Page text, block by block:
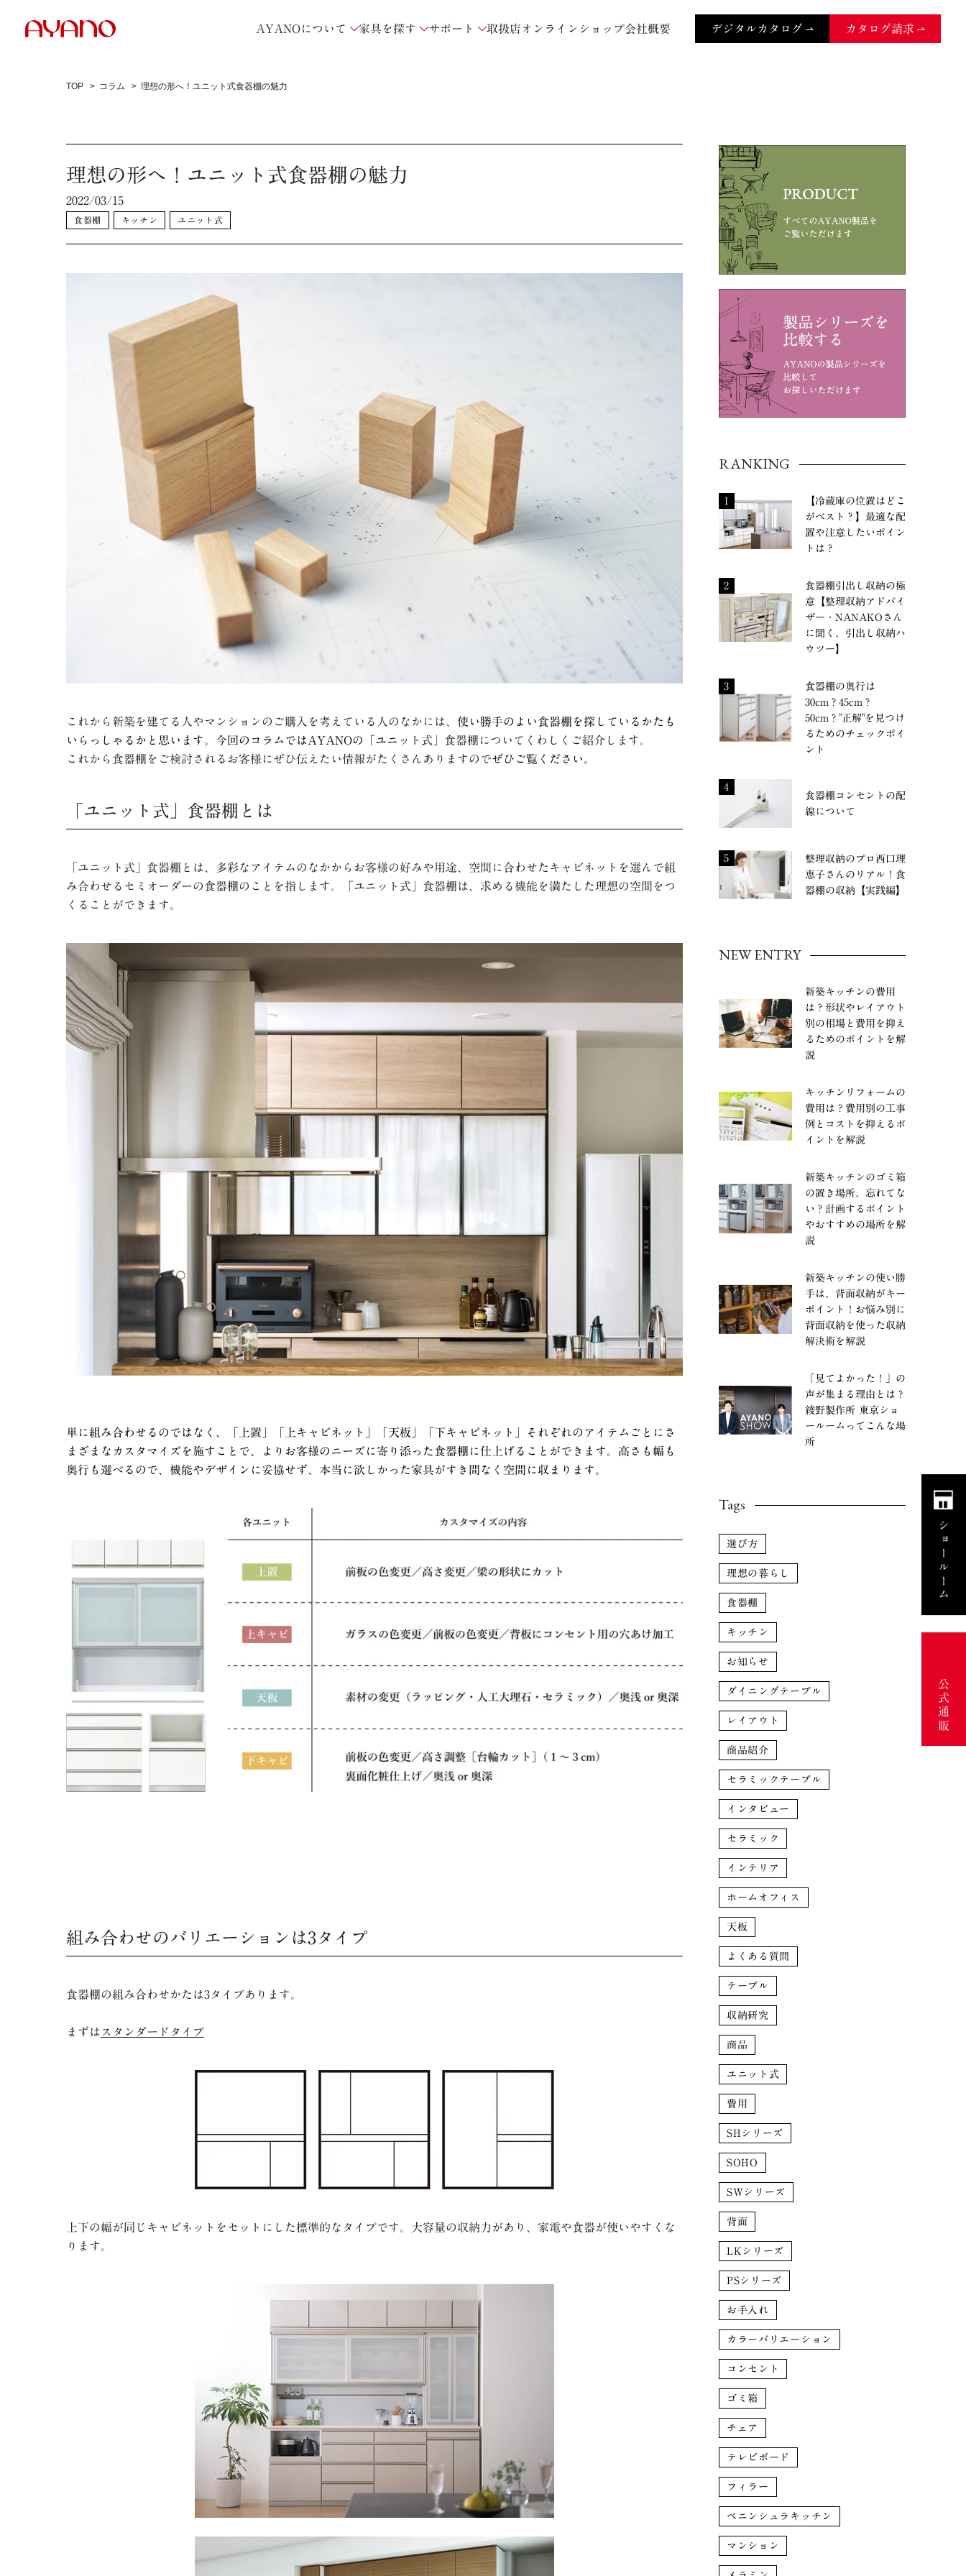
AYANOについて 家具を探す サポート 取扱店 オンラインショップ会社概要 デジタルカタログ カタログ請求
TOP コラム 理想の形へ！ユニット式食器棚の魅力
理想の形へ！ユニット式食器棚の魅力
2022/03/15
食器棚 キッチン ユニット式
これから新築を建てる人やマンションのご購入を考えている人のなかには、 使い勝手のよい食器棚を探しているかたも
いらっしゃるかと思います。今回のコラムでは AYANOの「ユニ ット式」食器棚についてくわしくご紹介します。
これから食器棚をご検討されるお客様にぜひ伝えたい情報がたくさんありますのでぜひご覧ください。
「ユニット式」食器棚とは
「ユニット式」食器棚とは、多彩なアイテムのなかからお客様の好みや用途、空間に合わせたキャビネットを選んで組
み合わせるセミオーダーの食器棚のことを指します。「ユニット式」食器棚は、求める機能を満たした理想の空間をつ
くることができます。
単に組み合わせるのではなく、「上置」「上キャビネット」「天板」「下キャビネット」それぞれのアイテムごとにさ
まざまなカスタマイズを施すことで、よりお客様のニーズに寄り添った食器棚に仕上げることができます。高さも幅も
奥行も選べるので、機能やデザインに妥協せず、本当に欲しかった家具がすき間なく空間に収まります。
組み合わせのバリエーションは3タイプ
食器棚の組み合わせかたは3タイプあります。
まずは スタンダードタイプ
上下の幅が同じキャビネットをセットにした標準的なタイプです。大容量の収納力があり、家電や食器が使いやすくな
ります。
RANKING
1
【冷蔵庫の位置はどこ
がベスト？】最適な配
置や注意したいポイン
トは？
2
食器棚引出し収納の極
意【整理収納アドバイ
ザー・NANAKOさん
に聞く、引出し収納ハ
ウツー】
3
食器棚の奥行は
30cm？45cm？
50cm？"正解"を見つけ
るためのチェックポイ
ント
4
食器棚コンセントの配
線について
5
整理収納のプロ西口理
恵子さんのリアル！食
器棚の収納【実践編】
NEW ENTRY
新築キッチンの費用
は？形状やレイアウト
別の相場と費用を抑え
るためのポイントを解
説
キッチンリフォームの
費用は？費用別の工事
例とコストを抑えるポ
イントを解説
新築キッチンのゴミ箱
の置き場所、忘れてな
い？計画するポイント
やおすすめの場所を解
説
新築キッチンの使い勝
手は、背面収納がキー
ポイント！お悩み別に
背面収納を使った収納
解決術を解説
「見てよかった！」の
声が集まる理由とは？
綾野製作所 東京ショ
ールームってこんな場
所
Tags
選び方
理想の暮らし
食器棚
キッチン
お知らせ
ダイニングテーブル
レイアウト
商品紹介
セラミックテーブル
インタビュー
セラミック
インテリア
ホームオフィス
天板
よくある質問
テーブル
収納研究
商品
ユニット式
費用
SHシリーズ
SOHO
SWシリーズ
背面
LKシリーズ
PSシリーズ
お手入れ
カラーバリエーション
コンセント
ゴミ箱
チェア
テレビボード
フィラー
ペニンシュラキッチン
マンション
ショールーム
公式通販